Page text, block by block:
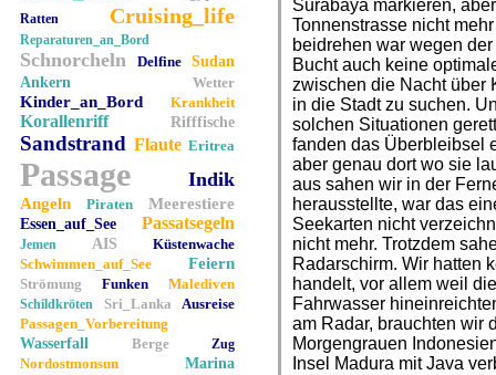
Ratten Cruising_life
Reparaturen_an_Bord
Schnorcheln Delfine
Sudan
Ankern
Wetter
Kinder_an_Bord Krankheit
Korallenriff Rifffische
Sandstrand Flaute Eritrea
Passage Indik
Angeln Piraten Meerestiere
Essen_auf_See Passatsegeln
Jemen AIS
Küstenwache
Schwimmen_auf_See
Feiern
Strömung Funken Malediven
Schildkröten Sri_Lanka
Ausreise
Passagen_Vorbereitung
Wasserfall
Berge Zug
Nordostmonsun
Marina
Surabaya markieren,
Tonnenstrasse nicht
beidrehen war wegen
Bucht auch keine
zwischen die Nacht über
in die Stadt zu suchen.
solchen Situationen
fanden das Überbleibsel
aber genau dort wo sie
aus sahen wir in der
herausstellte, war das
Seekarten nicht
nicht mehr. Trotzdem
Radarschirm. Wir hatten
handelt, vor allem weil
Fahrwasser
am Radar, brauchten wir
Morgengrauen
Insel Madura mit Java